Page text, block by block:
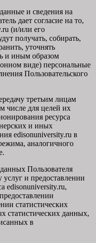
и сведения на
дает согласие на то,
(и/или его
получать, собирать,
уточнять
и иным образом
виде) персональные
Пользовательского
третьим лицам
числе для целей их
ресурса
и иных
edisonuniversity.ru в
аналогичного
Пользователя
услуг и предоставлении
edisonuniversity.ru,
статистических
статистических данных,
в